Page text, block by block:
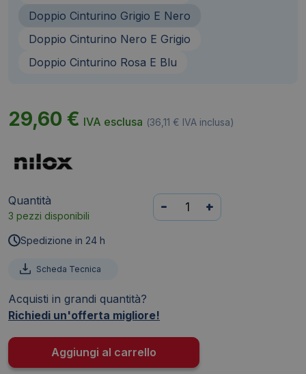
Doppio Cinturino Grigio E Nero
Doppio Cinturino Nero E Grigio
Doppio Cinturino Rosa E Blu
29,60 € IVA esclusa (36,11 € IVA inclusa)
Quantità
3 pezzi disponibili
Braccialetto
fitness
salute
IP68
-
- +
Spedizione in 24 h
Scheda Tecnica
Acquisti in grandi quantità?
Richiedi un'offerta migliore!
Aggiungi al carrello